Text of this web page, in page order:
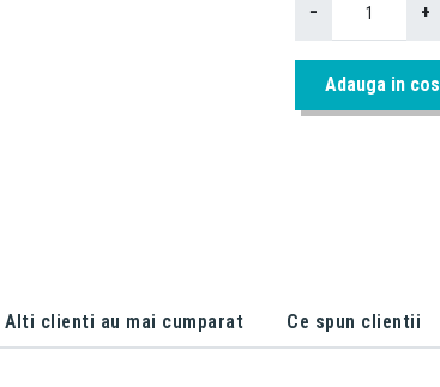
− +
Adauga in cos
Alti clienti au mai cumparat Ce spun clientii